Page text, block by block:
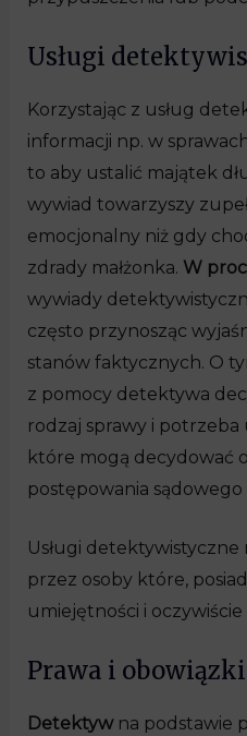
Usługi
Korzystając z usług
informacji np. w
to aby ustalić majątek
wywiad towarzyszy
emocjonalny niż gdy
zdrady małżonka. W
wywiady
często przynosząc
stanów faktycznych. O
z pomocy detektywa
rodzaj sprawy i potrzeba
które mogą decydować
postępowania
Usługi
przez osoby które,
umiejętności i
Prawa i
Detektywna podstawie